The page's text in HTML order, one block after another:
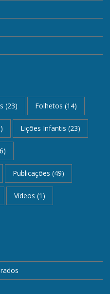
(23) Folhetos (14)
Lições Infantis (23)
Publicações (49)
Vídeos (1)